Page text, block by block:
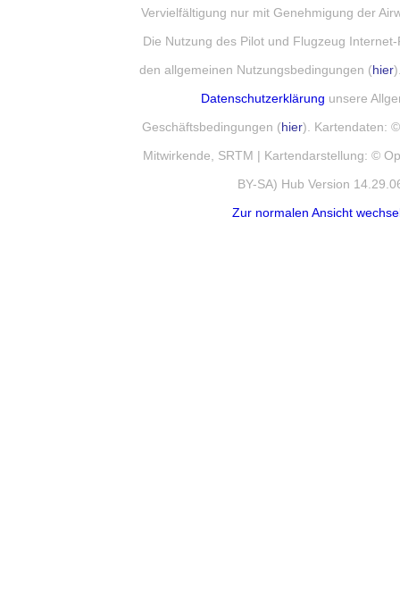
Vervielfältigung nur mit Genehmigung der
Die Nutzung des Pilot und Flugzeug
den allgemeinen Nutzungsbedingungen (hier
Datenschutzerklärung unsere
Geschäftsbedingungen (hier). Kartendaten:
Mitwirkende, SRTM | Kartendarstellung: ©
BY-SA) Hub Version
Zur normalen Ansicht